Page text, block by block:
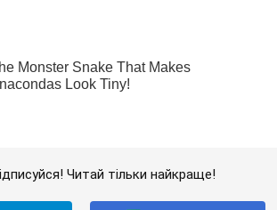
Читай тільки найкраще!